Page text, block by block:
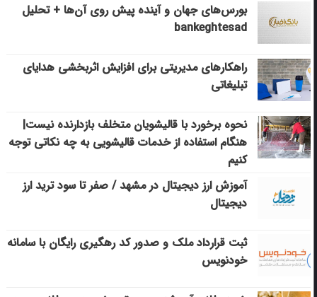
بورس‌های جهان و آینده پیش روی آن‌ها + تحلیل
bankeghtesad
راهکارهای مدیریتی برای افزایش اثربخشی هدایای
تبلیغاتی
نحوه برخورد با قالیشویان متخلف بازدارنده نیست|
هنگام استفاده از خدمات قالیشویی به چه نکاتی توجه
کنیم
آموزش ارز دیجیتال در مشهد / صفر تا سود ترید ارز
دیجیتال
ثبت قرارداد ملک و صدور کد رهگیری رایگان با سامانه
خودنویس